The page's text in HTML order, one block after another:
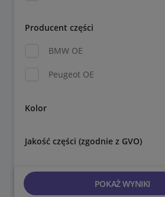
Producent części
BMW OE
Peugeot OE
Kolor
Jakość części (zgodnie z GVO)
POKAŻ WYNIKI